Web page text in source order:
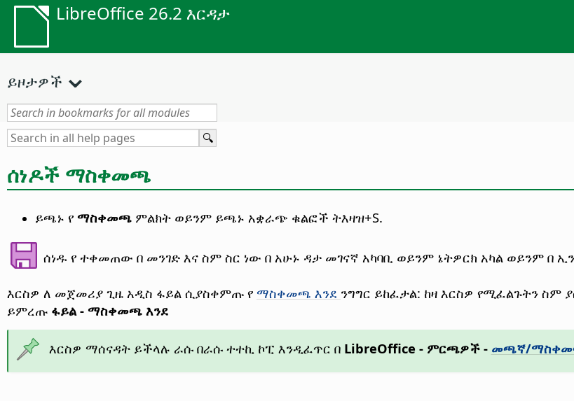
LibreOffice 26.2 እርዳታ
ይዞታዎች
ሰነዶች ማስቀመጫ
ይጫኑ የ ማስቀመጫ ምልክት ወይንም ይጫኑ አቋራጭ ቁልፎች ትእዛዝ+S.
ሰነዱ የ ተቀመጠው በ መንገድ እና ስም ስር ነው በ አሁኑ ዳታ መገናኛ አካባቢ ወይንም ኔትዎርክ አካል ወይንም በ
እርስዎ ለ መጀመሪያ ጊዜ አዲስ ፋይል ሲያስቀምጡ የ ማስቀመጫ እንደ ንግግር ይከፈታል: ከዛ እርስዎ የሚፈልጉትን ስም
ይምረጡ ፋይል - ማስቀመጫ እንደ
እርስዎ ማሰናዳት ይችላሉ ራሱ በራሱ ተተኪ ኮፒ እንዲፈጥር በ LibreOffice - ምርጫዎች - መጫኛ/